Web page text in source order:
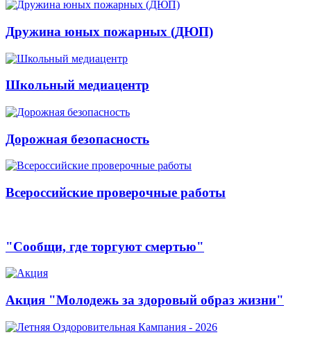
Дружина юных пожарных (ДЮП)
Школьный медиацентр
Дорожная безопасность
Всероссийские проверочные работы
"Сообщи, где торгуют смертью"
Акция "Молодежь за здоровый образ жизни"